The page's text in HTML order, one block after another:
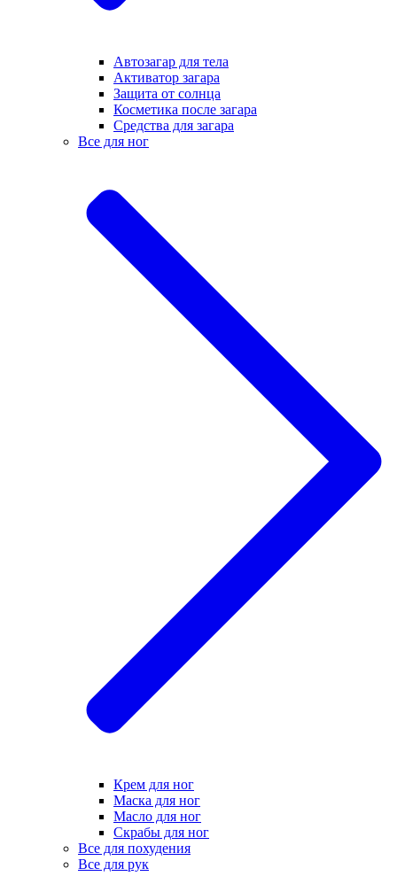
Автозагар для тела
Активатор загара
Защита от солнца
Косметика после загара
Средства для загара
Все для ног
Крем для ног
Маска для ног
Масло для ног
Скрабы для ног
Все для похудения
Все для рук